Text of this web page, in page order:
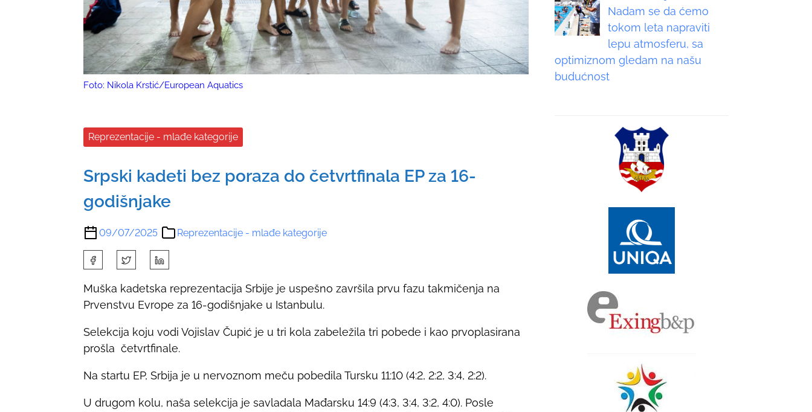
Foto: Nikola Krstić/European Aquatics
Reprezentacije - mlađe kategorije
Srpski kadeti bez poraza do četvrtfinala EP za 16-
godišnjake
09/07/2025 Reprezentacije - mlađe kategorije
a
r
t
h
i
p
Muška kadetska reprezentacija Srbije je uspešno završila prvu fazu takmičenja na
Prvenstvu Evrope za 16-godišnjake u Istanbulu.
Selekcija koju vodi Vojislav Čupić je u tri kola zabeležila tri pobede i kao prvoplasirana
prošla četvrtfinale.
Na startu EP, Srbija je u nervoznom meču pobedila Tursku 11:10 (4:2, 2:2, 3:4, 2:2).
U drugom kolu, naša selekcija je savladala Mađarsku 14:9 (4:3, 3:4, 3:2, 4:0). Posle
Nadam se da ćemo
tokom leta napraviti
lepu atmosferu, sa
optimiznom gledam na našu
budućnost